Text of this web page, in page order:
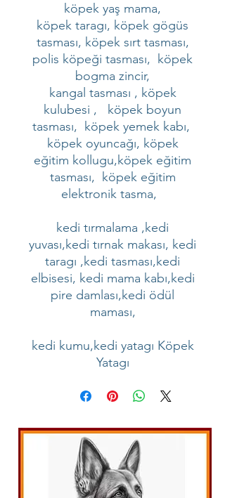
köpek yaş mama,
köpek taragı, köpek gögüs
tasması, köpek sırt tasması,
polis köpeği tasması, köpek
bogma zincir,
kangal tasması , köpek
kulubesi , köpek boyun
tasması, köpek yemek kabı,
köpek oyuncağı, köpek
eğitim kollugu,köpek eğitim
tasması, köpek eğitim
elektronik tasma,
kedi tırmalama ,kedi
yuvası,kedi tırnak makası, kedi
taragı ,kedi tasması,kedi
elbisesi, kedi mama kabı,kedi
pire damlası,kedi ödül
maması,
kedi kumu,kedi yatagı Köpek
Yatagı